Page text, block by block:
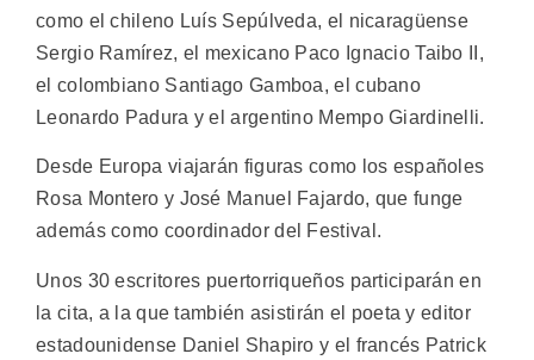
como el chileno Luís Sepúlveda, el nicaragüense
Sergio Ramírez, el mexicano Paco Ignacio Taibo II,
el colombiano Santiago Gamboa, el cubano
Leonardo Padura y el argentino Mempo Giardinelli.
Desde Europa viajarán figuras como los españoles
Rosa Montero y José Manuel Fajardo, que funge
además como coordinador del Festival.
Unos 30 escritores puertorriqueños participarán en
la cita, a la que también asistirán el poeta y editor
estadounidense Daniel Shapiro y el francés Patrick